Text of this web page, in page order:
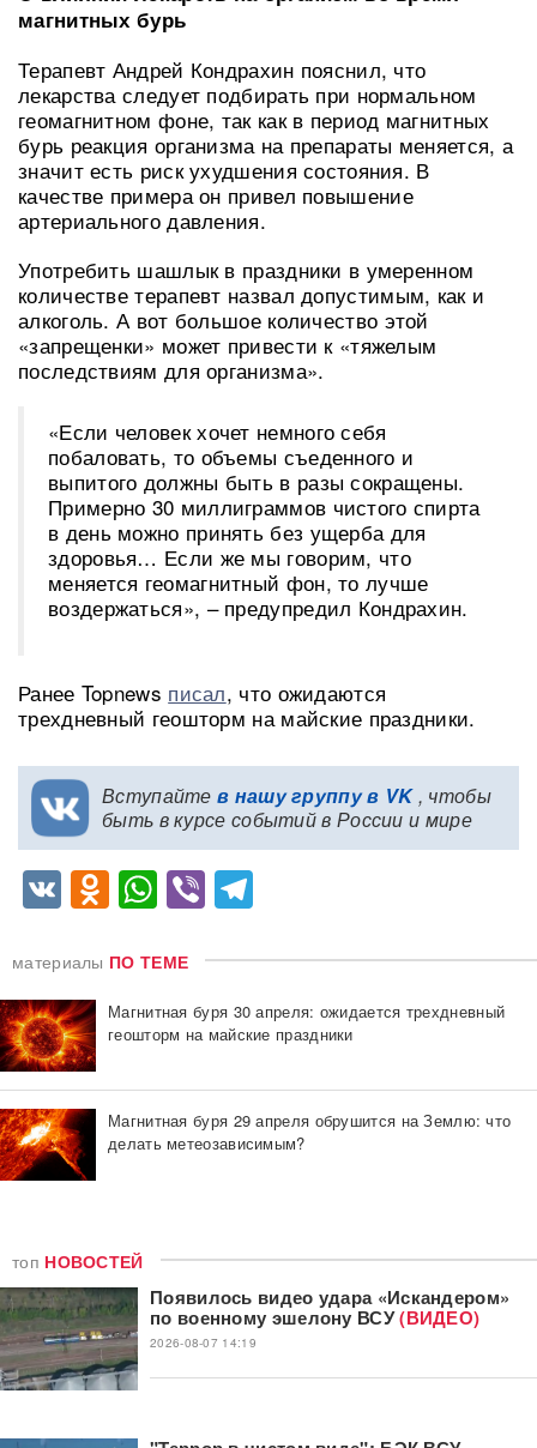
магнитных бурь
Терапевт Андрей Кондрахин пояснил, что
лекарства следует подбирать при нормальном
геомагнитном фоне, так как в период магнитных
бурь реакция организма на препараты меняется, а
значит есть риск ухудшения состояния. В
качестве примера он привел повышение
артериального давления.
Употребить шашлык в праздники в умеренном
количестве терапевт назвал допустимым, как и
алкоголь. А вот большое количество этой
«запрещенки» может привести к «тяжелым
последствиям для организма».
«Если человек хочет немного себя
побаловать, то объемы съеденного и
выпитого должны быть в разы сокращены.
Примерно 30 миллиграммов чистого спирта
в день можно принять без ущерба для
здоровья… Если же мы говорим, что
меняется геомагнитный фон, то лучше
воздержаться», – предупредил Кондрахин.
Ранее Topnews писал, что ожидаются
трехдневный геошторм на майские праздники.
Вступайте в нашу группу в VK, чтобы
быть в курсе событий в России и мире
VKOdnoklassniki
WhatsApp
Viber
материалы ПО ТЕМЕ
Магнитная буря 30 апреля: ожидается трехдневный
геошторм на майские праздники
Магнитная буря 29 апреля обрушится на Землю: что
делать метеозависимым?
топ НОВОСТЕЙ
Появилось видео удара «Искандером»
по военному эшелону ВСУ(ВИДЕО)
2026-08-07 14:19